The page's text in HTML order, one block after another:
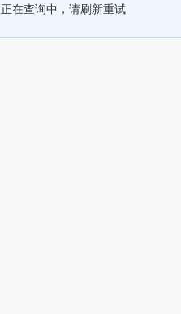
正在查询中，请刷新重试